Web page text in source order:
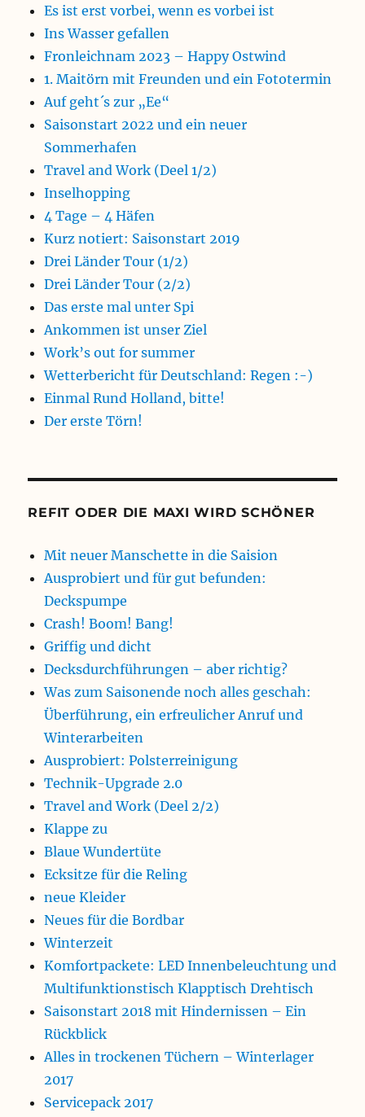
Es ist erst vorbei, wenn es vorbei ist
Ins Wasser gefallen
Fronleichnam 2023 – Happy Ostwind
1. Maitörn mit Freunden und ein Fototermin
Auf geht´s zur „Ee“
Saisonstart 2022 und ein neuer
Sommerhafen
Travel and Work (Deel 1/2)
Inselhopping
4 Tage – 4 Häfen
Kurz notiert: Saisonstart 2019
Drei Länder Tour (1/2)
Drei Länder Tour (2/2)
Das erste mal unter Spi
Ankommen ist unser Ziel
Work’s out for summer
Wetterbericht für Deutschland: Regen :-)
Einmal Rund Holland, bitte!
Der erste Törn!
REFIT ODER DIE MAXI WIRD SCHÖNER
Mit neuer Manschette in die Saision
Ausprobiert und für gut befunden:
Deckspumpe
Crash! Boom! Bang!
Griffig und dicht
Decksdurchführungen – aber richtig?
Was zum Saisonende noch alles geschah:
Überführung, ein erfreulicher Anruf und
Winterarbeiten
Ausprobiert: Polsterreinigung
Technik-Upgrade 2.0
Travel and Work (Deel 2/2)
Klappe zu
Blaue Wundertüte
Ecksitze für die Reling
neue Kleider
Neues für die Bordbar
Winterzeit
Komfortpackete: LED Innenbeleuchtung und
Multifunktionstisch Klapptisch Drehtisch
Saisonstart 2018 mit Hindernissen – Ein
Rückblick
Alles in trockenen Tüchern – Winterlager
2017
Servicepack 2017